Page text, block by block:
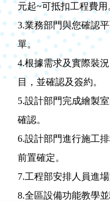
元起~可抵扣工程費用
3.業務部門與您確認
單。
4.根據需求及實際裝
目，並確認及簽約。
5.設計部門完成繪製
確認。
6.設計部門進行施工
前置確定。
7.工程部安排人員進場
8.全區設備功能教學